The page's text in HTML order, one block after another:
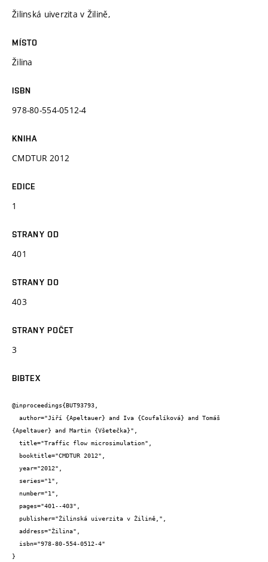
Žilinská uiverzita v Žilině,
MÍSTO
Žilina
ISBN
978-80-554-0512-4
KNIHA
CMDTUR 2012
EDICE
1
STRANY OD
401
STRANY DO
403
STRANY POČET
3
BIBTEX
@inproceedings{BUT93793,
{Apeltauer} and Martin {Všetečka}",
}